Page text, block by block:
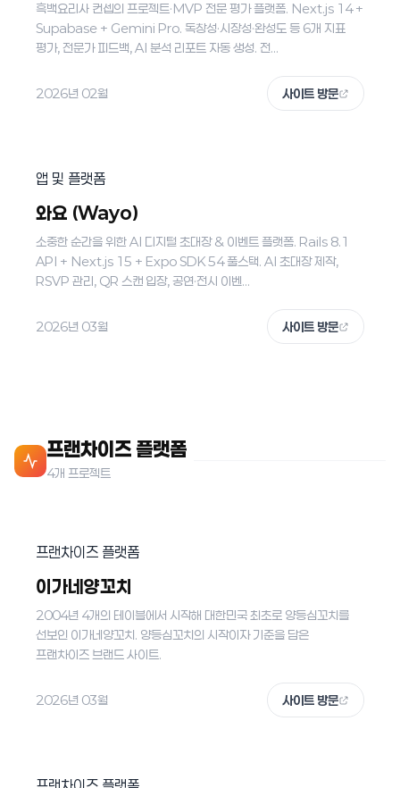
흑백요리사 컨셉의 프로젝트·MVP 전문 평가 플랫폼. Next.js 14 +
Supabase + Gemini Pro. 독창성·시장성·완성도 등 6개 지표
평가, 전문가 피드백, AI 분석 리포트 자동 생성. 전...
2026년 02월 사이트 방문
앱 및 플랫폼
와요 (Wayo)
소중한 순간을 위한 AI 디지털 초대장 & 이벤트 플랫폼. Rails 8.1
API + Next.js 15 + Expo SDK 54 풀스택. AI 초대장 제작,
RSVP 관리, QR 스캔 입장, 공연·전시 이벤...
2026년 03월 사이트 방문
프랜차이즈 플랫폼
4개 프로젝트
프랜차이즈 플랫폼
이가네양꼬치
2004년 4개의 테이블에서 시작해 대한민국 최초로 양등심꼬치를
선보인 이가네양꼬치. 양등심꼬치의 시작이자 기준을 담은
프랜차이즈 브랜드 사이트.
2026년 03월 사이트 방문